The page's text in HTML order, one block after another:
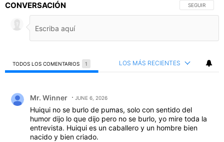
CONVERSACIÓN SIGA ESTA
SEGUIR
TODOS LOS COMENTARIOS 1 LOS MÁS RECIENTES
Mr. Winner JUNE 6, 2026
Huiqui no se burlo de pumas, solo con sentido del
humor dijo lo que dijo pero no se burlo, yo mire toda la
entrevista. Huiqui es un caballero y un hombre bien
nacido y bien criado.